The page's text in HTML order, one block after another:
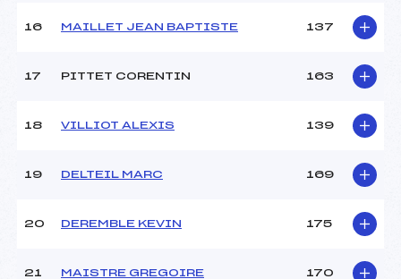
-7
-5
Pou+Ben
16 MAILLET JEAN BAPTISTE 137
17 PITTET CORENTIN 163
18 VILLIOT ALEXIS 139
19 DELTEIL MARC 169
20 DEREMBLE KEVIN 175
21 MAISTRE GREGOIRE 170